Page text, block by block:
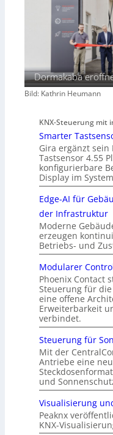
Dormakaba
Bild: Kathrin Heumann
KNX-Steuerung mit
Smarter
Gira ergänzt sein
Tastsensor 4.55
konfigurierbare
Display im
Edge-AI für
der Infrastruktur
Moderne
erzeugen
Betriebs- und
Modularer
Phoenix Contact
Steuerung für
eine offene
Erweiterbarkeit
verbindet.
Steuerung für
Mit der
Antriebe eine
und
Visualisierung
Peaknx
KNX-